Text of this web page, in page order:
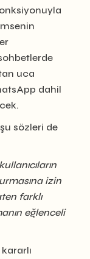
uca
dahil
sözleri de
izin
farklı
eğlenceli